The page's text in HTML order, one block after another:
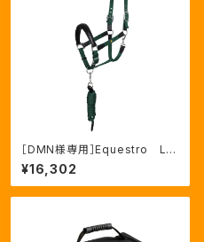
［DMN様専用］Equestro La
ni 無口＆引手セット グリー
ン FULLサイズ（ETH03002
N）
¥16,302